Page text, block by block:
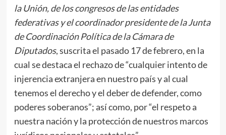
la Unión, de los congresos de las entidades
federativas y el coordinador presidente de la Junta
de Coordinación Política de la Cámara de
Diputados, suscrita el pasado 17 de febrero, en la
cual se destaca el rechazo de “cualquier intento de
injerencia extranjera en nuestro país y al cual
tenemos el derecho y el deber de defender, como
poderes soberanos”; así como, por “el respeto a
nuestra nación y la protección de nuestros marcos